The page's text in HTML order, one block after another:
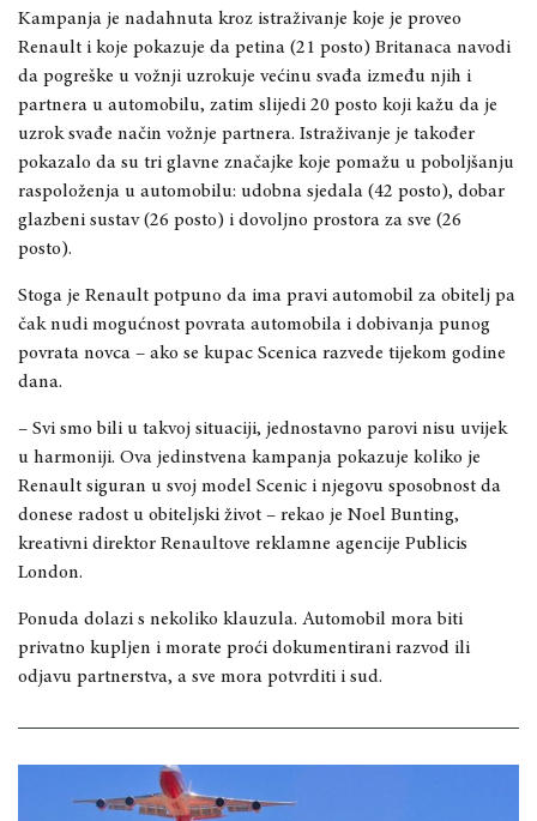
Kampanja je nadahnuta kroz istraživanje koje je proveo
Renault i koje pokazuje da petina (21 posto) Britanaca navodi
da pogreške u vožnji uzrokuje većinu svađa između njih i
partnera u automobilu, zatim slijedi 20 posto koji kažu da je
uzrok svađe način vožnje partnera. Istraživanje je također
pokazalo da su tri glavne značajke koje pomažu u poboljšanju
raspoloženja u automobilu: udobna sjedala (42 posto), dobar
glazbeni sustav (26 posto) i dovoljno prostora za sve (26
posto).
Stoga je Renault potpuno da ima pravi automobil za obitelj pa
čak nudi mogućnost povrata automobila i dobivanja punog
povrata novca – ako se kupac Scenica razvede tijekom godine
dana.
– Svi smo bili u takvoj situaciji, jednostavno parovi nisu uvijek
u harmoniji. Ova jedinstvena kampanja pokazuje koliko je
Renault siguran u svoj model Scenic i njegovu sposobnost da
donese radost u obiteljski život – rekao je Noel Bunting,
kreativni direktor Renaultove reklamne agencije Publicis
London.
Ponuda dolazi s nekoliko klauzula. Automobil mora biti
privatno kupljen i morate proći dokumentirani razvod ili
odjavu partnerstva, a sve mora potvrditi i sud.